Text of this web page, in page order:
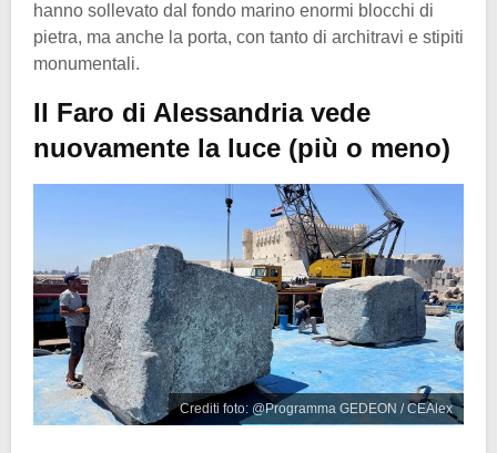
hanno sollevato dal fondo marino enormi blocchi di
pietra, ma anche la porta, con tanto di architravi e stipiti
monumentali.
Il Faro di Alessandria vede
nuovamente la luce (più o meno)
Crediti foto: @Programma GEDEON / CEAlex